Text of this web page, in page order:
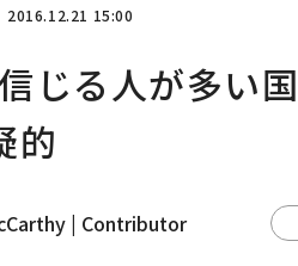
2016.12.21 15:00
信じる人が多い
的
| Contributor